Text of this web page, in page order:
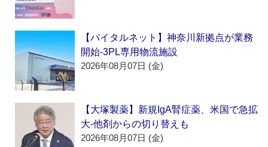
【バイタルネット】神奈川新拠点が業務
開始‐3PL専用物流施設
2026年08月07日 (金)
【大塚製薬】新規IgA腎症薬、米国で急拡
大‐他剤からの切り替えも
2026年08月07日 (金)